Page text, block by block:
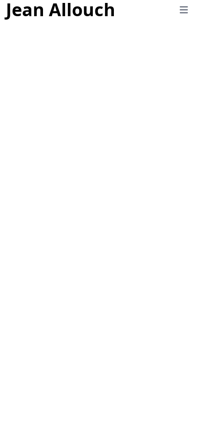
Jean Allouch